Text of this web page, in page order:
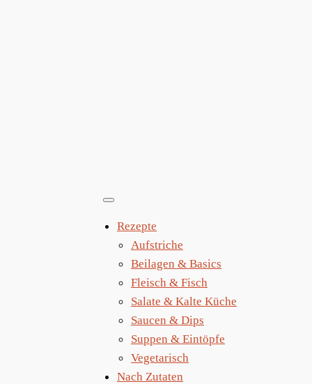
Rezepte
Aufstriche
Beilagen & Basics
Fleisch & Fisch
Salate & Kalte Küche
Saucen & Dips
Suppen & Eintöpfe
Vegetarisch
Nach Zutaten